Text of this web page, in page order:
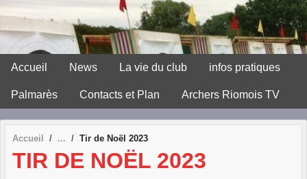
Accueil News La vie du club infos pratiques
Palmarès Contacts et Plan Archers Riomois TV
Accueil Tir de Noël 2023
TIR DE NOËL 2023
Panneau de gestion des cookies